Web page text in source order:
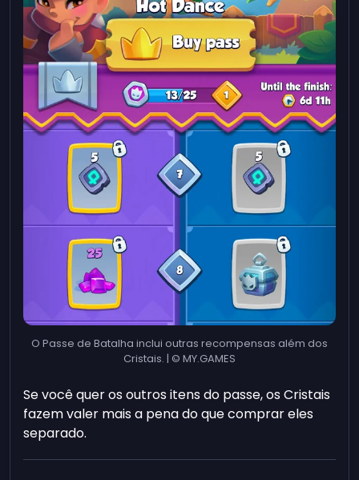
O Passe de Batalha inclui outras recompensas além dos
Cristais. | © MY.GAMES
Se você quer os outros itens do passe, os Cristais
fazem valer mais a pena do que comprar eles
separado.